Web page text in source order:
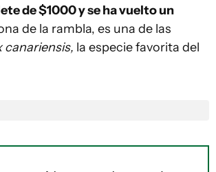
de $1000 y se ha vuelto un
de la rambla, es una de las
canariensis, la especie favorita del